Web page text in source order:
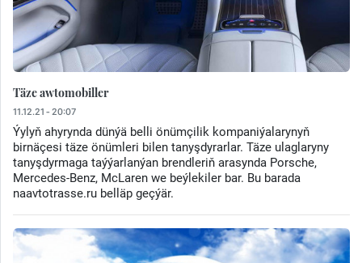
Täze awtomobiller
11.12.21 - 20:07
Ýylyň ahyrynda dünýä belli önümçilik kompaniýalarynyň
birnäçesi täze önümleri bilen tanyşdyrarlar. Täze ulaglaryny
tanyşdyrmaga taýýarlanýan brendleriň arasynda Porsche,
Mercedes-Benz, McLaren we beýlekiler bar. Bu barada
naavtotrasse.ru belläp geçýär.